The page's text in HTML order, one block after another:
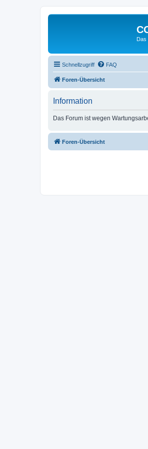
Das
Schnellzugriff FAQ
Foren-Übersicht
Information
Das Forum ist wegen
Foren-Übersicht